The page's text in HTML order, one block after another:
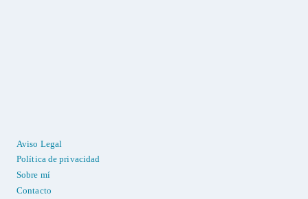
Aviso Legal
Política de privacidad
Sobre mí
Contacto